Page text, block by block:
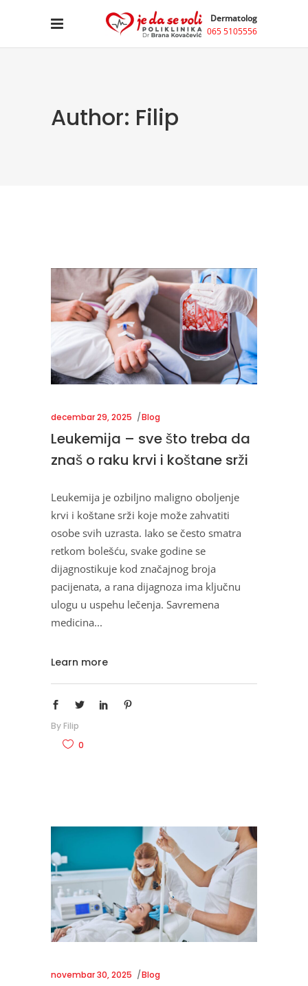
Dermatolog
065 5105556
Author: Filip
decembar 29, 2025 Blog
Leukemija – sve što treba da
znaš o raku krvi i koštane srži
Leukemija je ozbiljno maligno oboljenje
krvi i koštane srži koje može zahvatiti
osobe svih uzrasta. Iako se često smatra
retkom bolešću, svake godine se
dijagnostikuje kod značajnog broja
pacijenata, a rana dijagnoza ima ključnu
ulogu u uspehu lečenja. Savremena
medicina
Learn more
By Filip
0
novembar 30, 2025 Blog